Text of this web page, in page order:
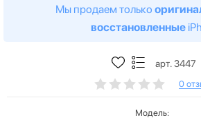
Мы продаем только
восстановленные
арт. 3447
0
Модель: